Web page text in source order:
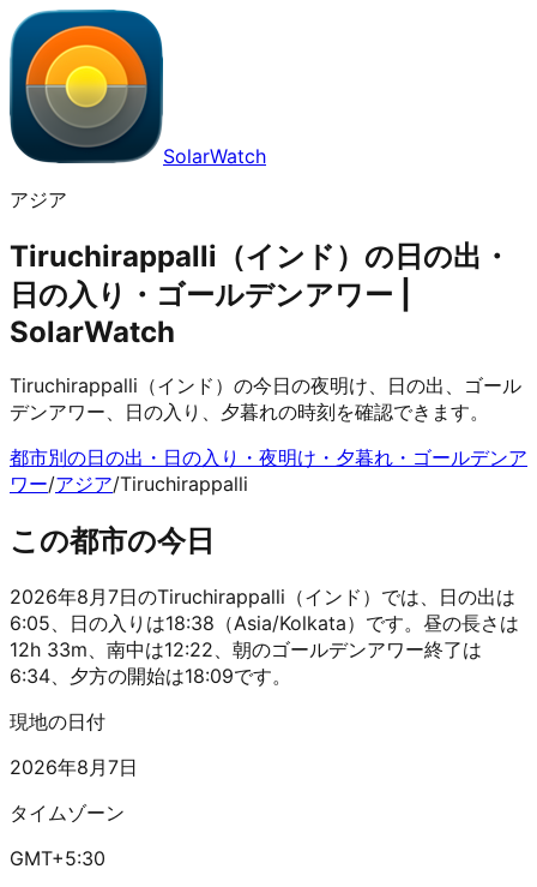
SolarWatch
アジア
Tiruchirappalli（インド）の日の出・
日の入り・ゴールデンアワー |
SolarWatch
Tiruchirappalli（インド）の今日の夜明け、日の出、ゴール
デンアワー、日の入り、夕暮れの時刻を確認できます。
都市別の日の出・日の入り・夜明け・夕暮れ・ゴールデンア
ワー/アジア/Tiruchirappalli
この都市の今日
2026年8月7日のTiruchirappalli（インド）では、日の出は
6:05、日の入りは18:38（Asia/Kolkata）です。昼の長さは
12h 33m、南中は12:22、朝のゴールデンアワー終了は
6:34、夕方の開始は18:09です。
現地の日付
2026年8月7日
タイムゾーン
GMT+5:30